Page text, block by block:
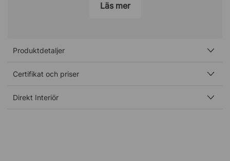
stolen efter behov. Det luftiga tyget och den bekväma
Specifikation
Säte och material
Läs mer
Produktdetaljer
Certifikat och priser
Direkt Interiör